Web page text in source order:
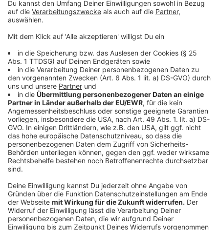
immer darum Geld zu machen. Entweder mit euren
Daten oder sie versuchen euch dazu zu bringen Geld
zu überweisen. Deswegen rät das Bundesamt für
Sicherheit in der Informationstechnik
dazu auf
Alarmsignale zu achten:
Der Text der Mail gibt dringenden
Handlungsbedarf vor, etwa: "Wenn Sie Ihre Daten
nicht umgehend aktualisieren, dann gehen sie
unwiederbringlich verloren …".
Drohungen kommen zum Einsatz: „Wenn Sie das
nicht tun, müssen wir Ihr Konto leider sperren …".
Sie werden aufgefordert, vertrauliche Daten wie
die PIN für Ihren Online-Bankzugang oder eine
Die E-Mail enthält Links oder Formulare.
Die Mail scheint von einer bekannten Person oder
Organisation zu stammen, jedoch kommt Ihnen
das Anliegen des Absenders ungewöhnlich vor.